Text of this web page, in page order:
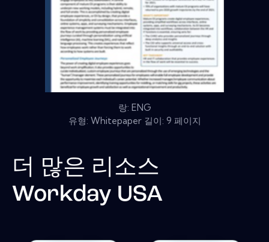
랑: ENG
유형: Whitepaper 길이: 9 페이지
더 많은 리소스
Workday USA